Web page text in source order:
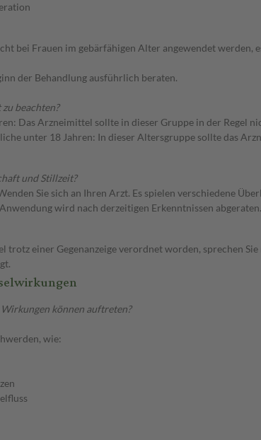
bei Frauen im gebärfähigen Alter angewendet werden,
der Behandlung ausführlich beraten.
beachten?
Das Arzneimittel sollte in dieser Gruppe in der Regel
unter 18 Jahren: In dieser Altersgruppe sollte das
und Stillzeit?
Sie sich an Ihren Arzt. Es spielen verschiedene
wird nach derzeitigen Erkenntnissen
trotz einer Gegenanzeige verordnet worden, sprechen
können auftreten?
wie: